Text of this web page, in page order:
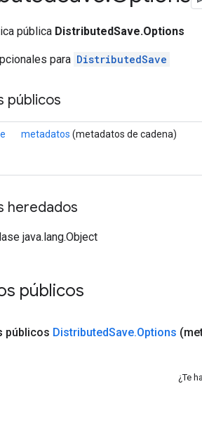
pública DistributedSave.Options
para DistributedSave
públicos
metadatos (metadatos de cadena)
heredados
java.lang.Object
públicos
públicos DistributedSave.Options
¿Te